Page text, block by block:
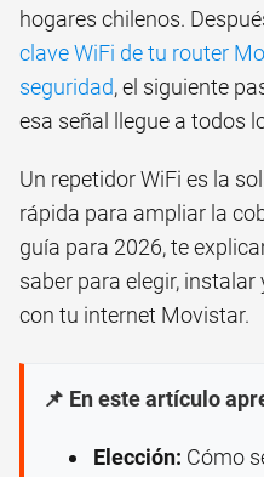
hogares chilenos.
clave WiFi de tu router
seguridad, el siguiente
esa señal llegue a todos
Un repetidor WiFi es la
rápida para ampliar la
guía para 2026, te
saber para elegir,
con tu internet Movistar.
📌 En este artículo
Elección: Cómo